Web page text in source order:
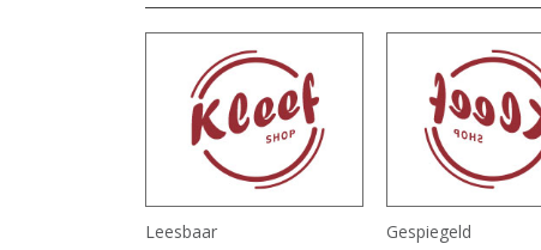
Leesbaar Gespiegeld